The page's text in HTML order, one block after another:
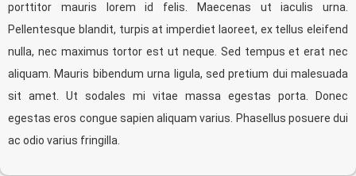
porttitor mauris lorem id felis. Maecenas ut iaculis urna.
Pellentesque blandit, turpis at imperdiet laoreet, ex tellus eleifend
nulla, nec maximus tortor est ut neque. Sed tempus et erat nec
aliquam. Mauris bibendum urna ligula, sed pretium dui malesuada
sit amet. Ut sodales mi vitae massa egestas porta. Donec
egestas eros congue sapien aliquam varius. Phasellus posuere dui
ac odio varius fringilla.